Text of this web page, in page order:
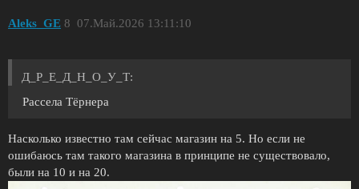
Aleks_GE 07.Май.2026 13:11:10
8
Д_Р_Е_Д_Н_О_У_Т:
Рассела Тёрнера
Насколько известно там сейчас магазин на 5. Но если не
ошибаюсь там такого магазина в принципе не существовало,
были на 10 и на 20.